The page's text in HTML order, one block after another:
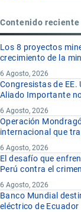
Contenido reciente
Los 8 proyectos
crecimiento de la
6 Agosto, 2026
Congresistas de EE.
Aliado Importante
6 Agosto, 2026
Operación
internacional que
6 Agosto, 2026
El desafío que
Perú contra el
6 Agosto, 2026
Banco Mundial
eléctrico de Ecuador